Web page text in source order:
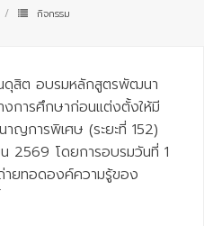
กิจกรรม
สิต อบรมหลักสูตรพัฒนา
งการศึกษาก่อนแต่งตั้งให้มี
าญการพิเศษ (ระยะที่ 152)
2569 โดยการอบรมวันที่ 1
ายทอดองค์ความรู้ของ